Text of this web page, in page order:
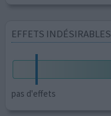
EFFETS INDÉSIRABLES
pas d'effets